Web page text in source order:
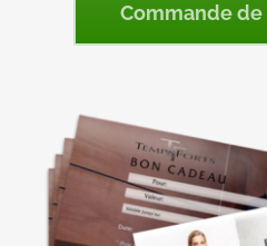
Commande